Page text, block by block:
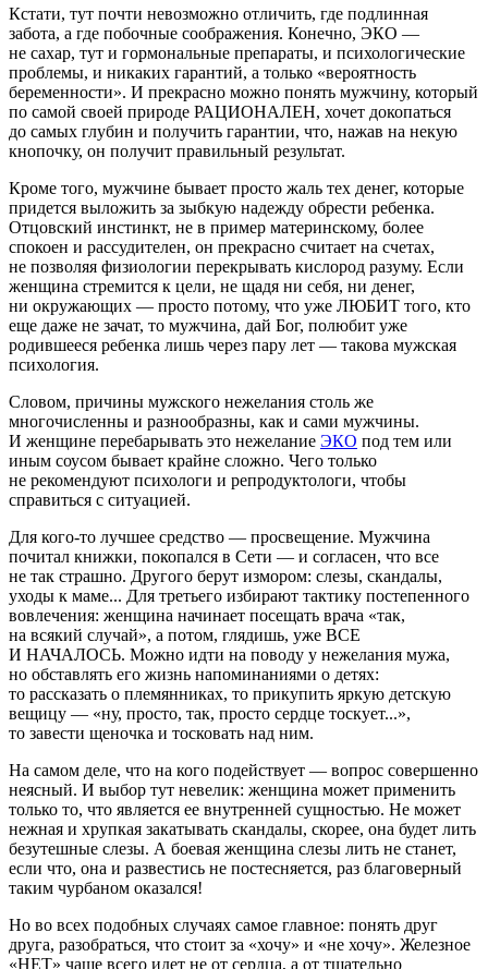
Кстати, тут почти невозможно отличить, где подлинная
забота, а где побочные соображения. Конечно, ЭКО —
не сахар, тут и гормональные препараты, и психологические
проблемы, и никаких гарантий, а только «вероятность
беременности». И прекрасно можно понять мужчину, который
по самой своей природе РАЦИОНАЛЕН, хочет докопаться
до самых глубин и получить гарантии, что, нажав на некую
кнопочку, он получит правильный результат.
Кроме того, мужчине бывает просто жаль тех денег, которые
придется выложить за зыбкую надежду обрести ребенка.
Отцовский инстинкт, не в пример материнскому, более
спокоен и рассудителен, он прекрасно считает на счетах,
не позволяя физиологии перекрывать кислород разуму. Если
женщина стремится к цели, не щадя ни себя, ни денег,
ни окружающих — просто потому, что уже ЛЮБИТ того, кто
еще даже не зачат, то мужчина, дай Бог, полюбит уже
родившееся ребенка лишь через пару лет — такова мужская
психология.
Словом, причины мужского нежелания столь же
многочисленны и разнообразны, как и сами мужчины.
И женщине перебарывать это нежелание ЭКО под тем или
иным соусом бывает крайне сложно. Чего только
не рекомендуют психологи и репродуктологи, чтобы
справиться с ситуацией.
Для кого-то лучшее средство — просвещение. Мужчина
почитал книжки, покопался в Сети — и согласен, что все
не так страшно. Другого берут измором: слезы, скандалы,
уходы к маме... Для третьего избирают тактику постепенного
вовлечения: женщина начинает посещать врача «так,
на всякий случай», а потом, глядишь, уже ВСЕ
И НАЧАЛОСЬ. Можно идти на поводу у нежелания мужа,
но обставлять его жизнь напоминаниями о детях:
то рассказать о племянниках, то прикупить яркую детскую
вещицу — «ну, просто, так, просто сердце тоскует...»,
то завести щеночка и тосковать над ним.
На самом деле, что на кого подействует — вопрос совершенно
неясный. И выбор тут невелик: женщина может применить
только то, что является ее внутренней сущностью. Не может
нежная и хрупкая закатывать скандалы, скорее, она будет лить
безутешные слезы. А боевая женщина слезы лить не станет,
если что, она и развестись не постесняется, раз благоверный
таким чурбаном оказался!
Но во всех подобных случаях самое главное: понять друг
друга, разобраться, что стоит за «хочу» и «не хочу». Железное
«НЕТ» чаще всего идет не от сердца, а от тщательно